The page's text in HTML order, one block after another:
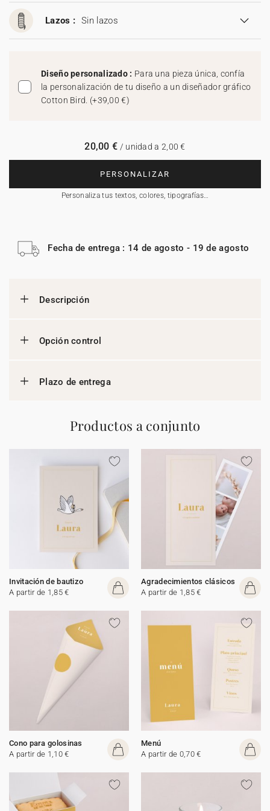
Lazos : Sin lazos
Diseño personalizado : Para una pieza única, confía
la personalización de tu diseño a un diseñador gráfico
Cotton Bird. (+39,00 €)
PERSONALIZAR
Personaliza tus textos, colores, tipografías…
20,00 € / unidad a 2,00 €
Fecha de entrega : 14 de agosto - 19 de agosto
Descripción
Opción control
Plazo de entrega
Productos a conjunto
Invitación de bautizo
A partir de 1,85 €
Agradecimientos clásicos
A partir de 1,85 €
Cono para golosinas
A partir de 1,10 €
Menú
A partir de 0,70 €